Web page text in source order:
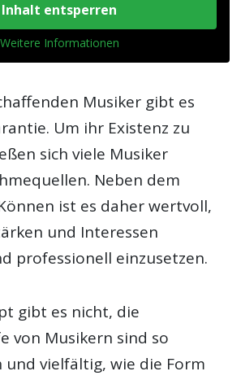
Inhalt entsperren
Weitere Informationen
Musiker gibt es
Um ihr Existenz zu
sich viele Musiker
Neben dem
ist es daher wertvoll,
und Interessen
professionell einzusetzen.
gibt es nicht, die
von Musikern sind so
und vielfältig, wie die Form